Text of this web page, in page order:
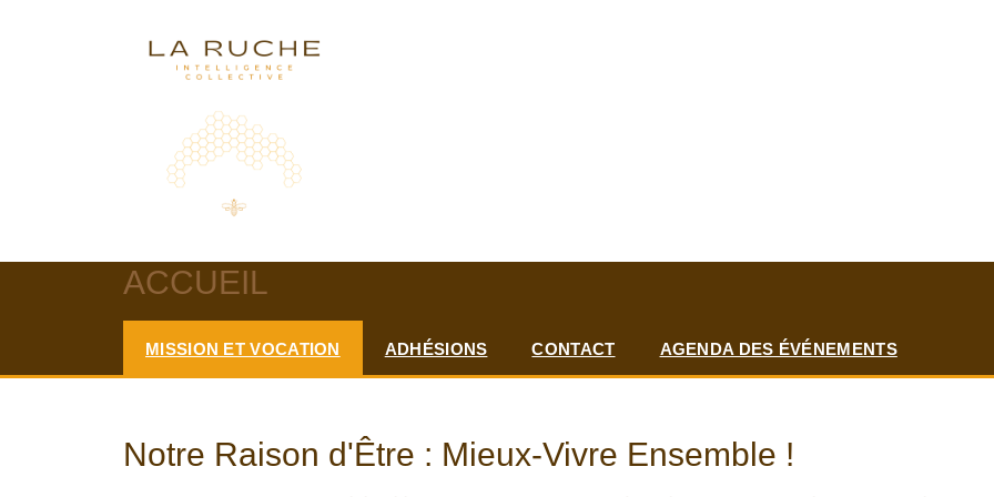
ACCUEIL
MISSION ET VOCATION ADHÉSIONS CONTACT AGENDA DES ÉVÉNEMENTS
Notre Raison d'Être : Mieux-Vivre Ensemble !